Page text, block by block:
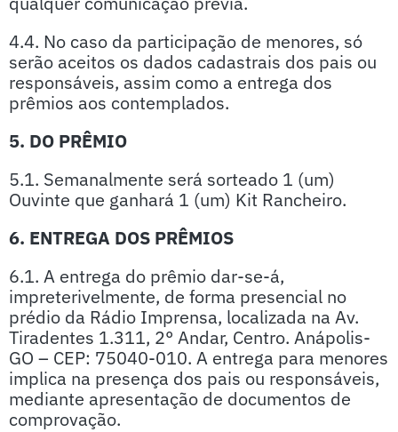
4.4. No caso da participação de menores, só
serão aceitos os dados cadastrais dos pais ou
responsáveis, assim como a entrega dos
prêmios aos contemplados.
5. DO PRÊMIO
5.1. Semanalmente será sorteado 1 (um)
Ouvinte que ganhará 1 (um) Kit Rancheiro.
6. ENTREGA DOS PRÊMIOS
6.1. A entrega do prêmio dar-se-á,
impreterivelmente, de forma presencial no
prédio da Rádio Imprensa, localizada na Av.
Tiradentes 1.311, 2° Andar, Centro. Anápolis-
GO – CEP: 75040-010. A entrega para menores
implica na presença dos pais ou responsáveis,
mediante apresentação de documentos de
comprovação.